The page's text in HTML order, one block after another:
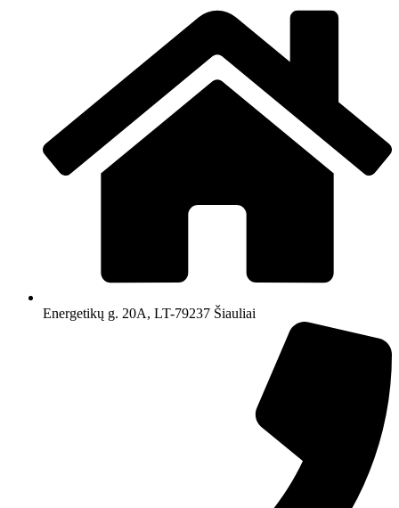
Energetikų g. 20A, LT-79237 Šiauliai